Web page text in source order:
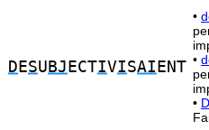
D ESU BJ ECTIVISAI ENT
•
•
•